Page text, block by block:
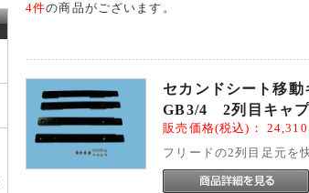
4件の商品がございます。
セカンドシート移
GB3/4 2列目キャ
販売価格(税込)： 24,310
フリードの2列目足元を